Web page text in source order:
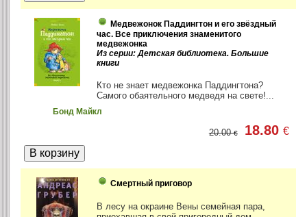
Медвежонок Паддингтон и его звёздный
час. Все приключения знаменитого
медвежонка
Из серии: Детская библиотека. Большие
книги
Кто не знает медвежонка Паддингтона?
Самого обаятельного медведя на свете!...
Бонд Майкл
20.00€ 18.80€
Смертный приговор
В лесу на окраине Вены семейная пара,